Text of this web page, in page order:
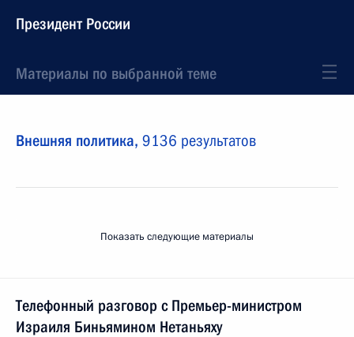
Президент России
Материалы по выбранной теме
Внешняя политика, 9136 результатов
Показать следующие материалы
Телефонный разговор с Премьер-министром
Израиля Биньямином Нетаньяху